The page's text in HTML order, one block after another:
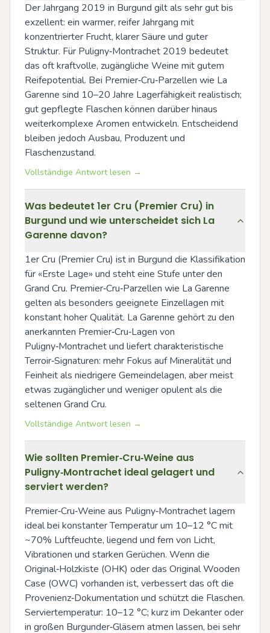
Der Jahrgang 2019 in Burgund gilt als sehr gut bis
exzellent: ein warmer, reifer Jahrgang mit
konzentrierter Frucht, klarer Säure und guter
Struktur. Für Puligny‑Montrachet 2019 bedeutet
das oft kraftvolle, zugängliche Weine mit gutem
Reifepotential. Bei Premier‑Cru‑Parzellen wie La
Garenne sind 10–20 Jahre Lagerfähigkeit realistisch;
gut gepflegte Flaschen können darüber hinaus
weiterkomplexe Aromen entwickeln. Entscheidend
bleiben jedoch Ausbau, Produzent und
Flaschenzustand.
Vollständige Antwort lesen →
Was bedeutet 1er Cru (Premier Cru) in
Burgund und wie unterscheidet sich La
Garenne davon?
1er Cru (Premier Cru) ist in Burgund die Klassifikation
für «Erste Lage» und steht eine Stufe unter den
Grand Cru. Premier‑Cru‑Parzellen wie La Garenne
gelten als besonders geeignete Einzellagen mit
konstant hoher Qualität. La Garenne gehört zu den
anerkannten Premier‑Cru‑Lagen von
Puligny‑Montrachet und liefert charakteristische
Terroir‑Signaturen: mehr Fokus auf Mineralität und
Feinheit als niedrigere Gemeindelagen, aber meist
etwas zugänglicher und weniger opulent als die
seltenen Grand Cru.
Vollständige Antwort lesen →
Wie sollten Premier‑Cru‑Weine aus
Puligny‑Montrachet ideal gelagert und
serviert werden?
Premier‑Cru‑Weine aus Puligny‑Montrachet lagern
ideal bei konstanter Temperatur um 10–12 °C mit
~70% Luftfeuchte, liegend und fern von Licht,
Vibrationen und starken Gerüchen. Wenn die
Original‑Holzkiste (OHK) oder das Original Wooden
Case (OWC) vorhanden ist, verbessert das oft die
Provenienz‑Dokumentation und schützt die Flaschen.
Serviertemperatur: 10–12 °C; kurz im Dekanter oder
in großen Burgunder‑Gläsern atmen lassen, bei sehr